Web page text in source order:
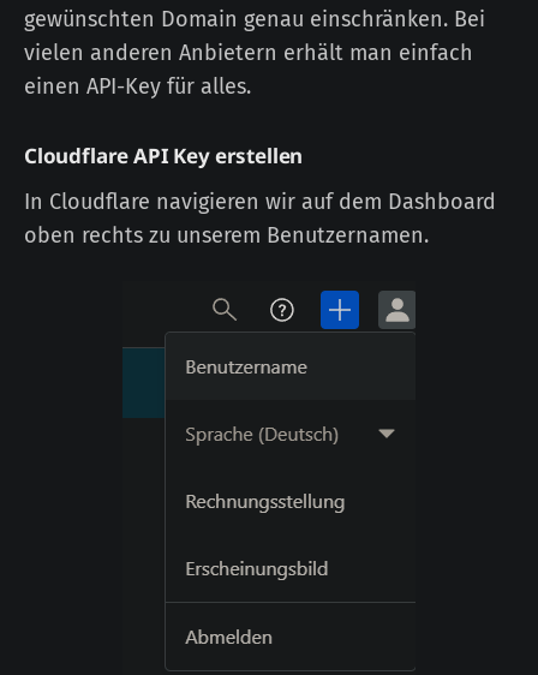
gewünschten Domain genau einschränken. Bei
vielen anderen Anbietern erhält man einfach
einen API-Key für alles.
Cloudflare API Key erstellen
In Cloudflare navigieren wir auf dem Dashboard
oben rechts zu unserem Benutzernamen.